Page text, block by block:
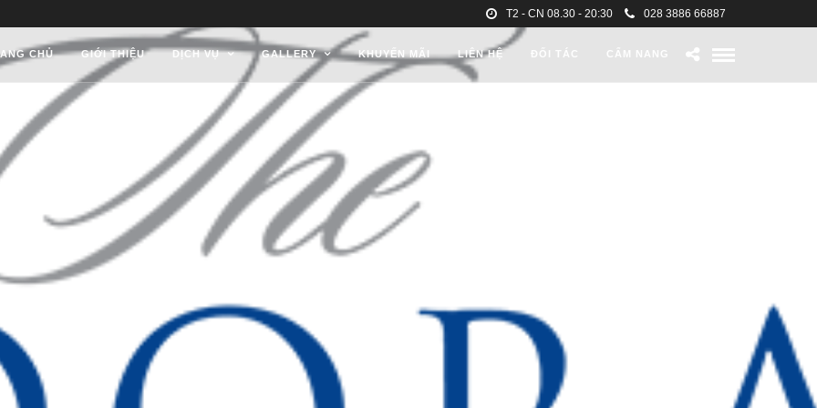
T2 - CN 08.30 - 20:30 028 3886 66887
CHỦ GIỚI THIỆU DỊCH VỤ GALLERY KHUYẾN MÃI LIÊN HỆ ĐỐI TÁC CẨM NANG